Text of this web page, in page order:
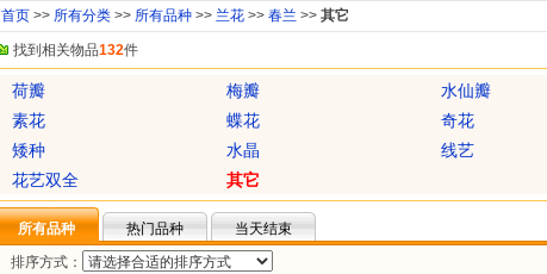
首页 >> 所有分类 >> 所有品种 >> 兰花 >> 春兰 >> 其它
找到相关物品132件
荷瓣 梅瓣 水仙瓣
素花
蝶花 奇花
矮种
水晶 线艺
花艺双全
其它
所有品种 热门品种
当天结束
排序方式：